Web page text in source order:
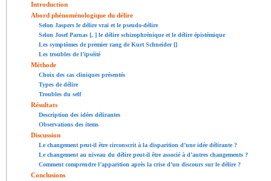
Introduction
Abord phénoménologique du délire
Selon Jaspers le délire vrai et le pseudo-délire
Selon Josef Parnas [, ] le délire schizophrénique et le délire épistémique
Les symptômes de premier rang de Kurt Schneider []
Les troubles de l’ipséité
Méthode
Choix des cas cliniques présentés
Types de délire
Troubles du self
Résultats
Description des idées délirantes
Observations des items
Discussion
Le changement peut-il être circonscrit à la disparition d’une idée délirante ?
Le changement au niveau du délire peut-il être associé à d’autres changements ?
Comment comprendre l’apparition après la crise d’un discours sur le délire ?
Conclusions